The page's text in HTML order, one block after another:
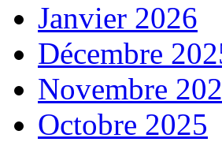
Janvier 2026
Décembre
Novembre
Octobre 2025